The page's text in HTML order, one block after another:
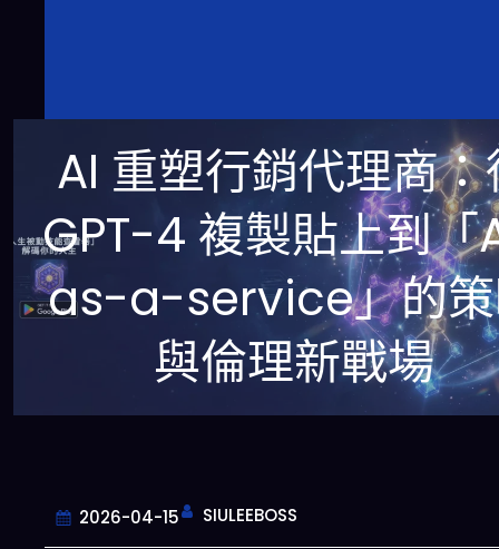
AI 重塑行銷代理商：
GPT-4 複製貼上到「
as-a-service」的
與倫理新戰場
2026-04-15 SIULEEBOSS